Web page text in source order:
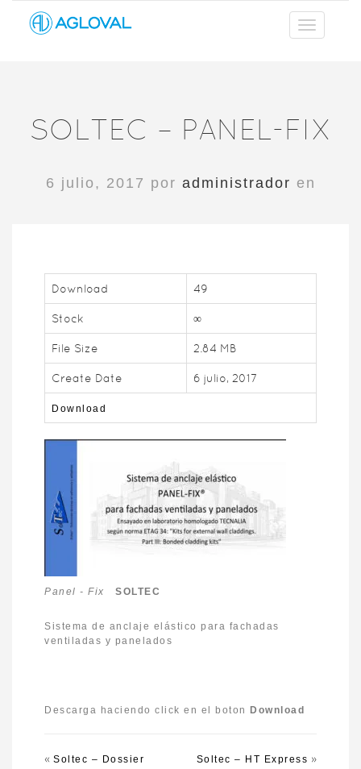
SOLTEC – PANEL-FIX
6 julio, 2017 por administrador en
Download 49
Stock ∞
File Size 2.84 MB
Create Date 6 julio, 2017
Download
Panel - Fix SOLTEC
Sistema de anclaje elástico para fachadas
ventiladas y panelados
Descarga haciendo click en el boton Download
« Soltec – Dossier
Soltec – HT Express »